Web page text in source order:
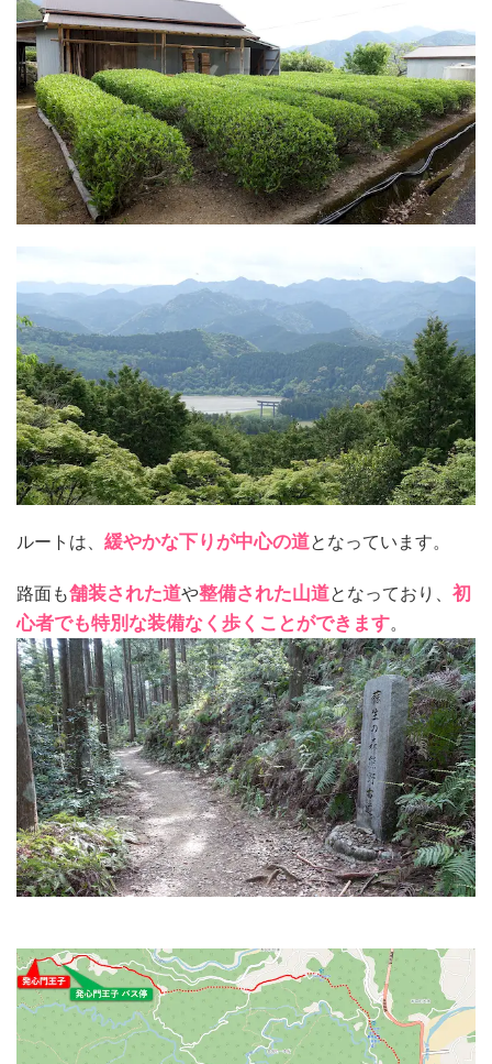
ルートは、 緩やかな下りが中心の道となっています。
路面も舗装された道や整備された山道となっており、 初
心者でも特別な装備なく歩くことができます。